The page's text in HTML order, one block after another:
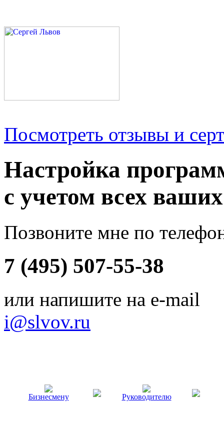
Посмотреть отзывы и
Настройка
с учетом всех
Позвоните мне по
7 (495) 507-55-38
или напишите на e-mail
i@slvov.ru
Бизнесмену Руководителю